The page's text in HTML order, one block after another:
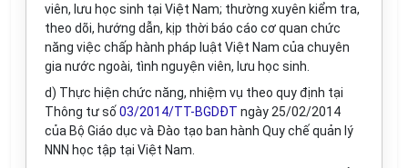
viên, lưu học sinh tại Việt Nam; thường xuyên kiểm tra,
theo dõi, hướng dẫn, kịp thời báo cáo cơ quan chức
năng việc chấp hành pháp luật Việt Nam của chuyên
gia nước ngoài, tình nguyện viên, lưu học sinh.
d) Thực hiện chức năng, nhiệm vụ theo quy định tại
Thông tư số 03/2014/TT-BGDĐT ngày 25/02/2014
của Bộ Giáo dục và Đào tạo ban hành Quy chế quản lý
NNN học tập tại Việt Nam.